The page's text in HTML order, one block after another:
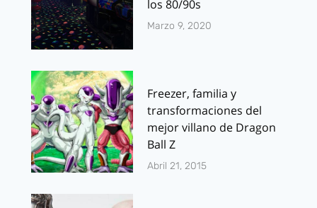
los 80/90s
Marzo 9, 2020
Freezer, familia y
transformaciones del
mejor villano de Dragon
Ball Z
Abril 21, 2015